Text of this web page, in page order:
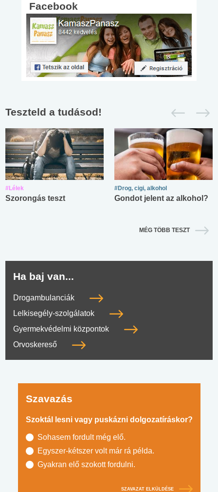
Facebook
Teszteld a tudásod!
#Lélek
Szorongás teszt
#Drog, cigi, alkohol
Gondot jelent az alkohol?
MÉG TÖBB TESZT
Ha baj van...
Drogambulanciák
Lelkisegély-szolgálatok
Gyermekvédelmi központok
Orvoskereső
Szavazás
Szoktál lesni vagy puskázni dolgozatíráskor?
Sohasem fordult még elő.
Egyszer-kétszer volt már rá példa.
Gyakran elő szokott fordulni.
SZAVAZAT ELKÜLDÉSE